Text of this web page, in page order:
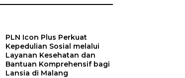
PLN Icon Plus Perkuat
Kepedulian Sosial melalui
Layanan Kesehatan dan
Bantuan Komprehensif bagi
Lansia di Malang